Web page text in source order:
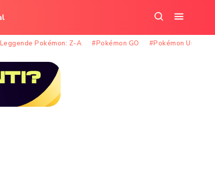
nel
sito
il
menu
Pokémon: Z-A #Pokémon GO #Pokémon Unite